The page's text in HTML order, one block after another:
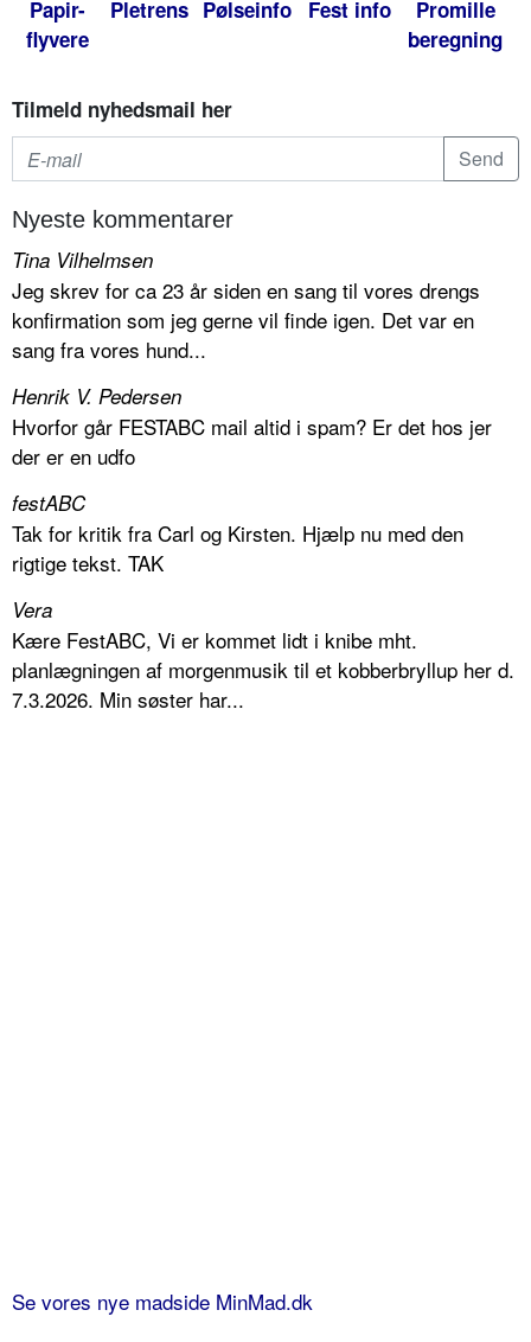
Papir-
flyvere
Pletrens Pølseinfo Fest info
Promille
beregning
Tilmeld nyhedsmail her
Nyeste kommentarer
Tina Vilhelmsen
Jeg skrev for ca 23 år siden en sang til vores drengs
konfirmation som jeg gerne vil finde igen. Det var en
sang fra vores hund...
Henrik V. Pedersen
Hvorfor går FESTABC mail altid i spam? Er det hos jer
der er en udfo
festABC
Tak for kritik fra Carl og Kirsten. Hjælp nu med den
rigtige tekst. TAK
Vera
Kære FestABC, Vi er kommet lidt i knibe mht.
planlægningen af morgenmusik til et kobberbryllup her d.
7.3.2026. Min søster har...
Se vores nye madside MinMad.dk